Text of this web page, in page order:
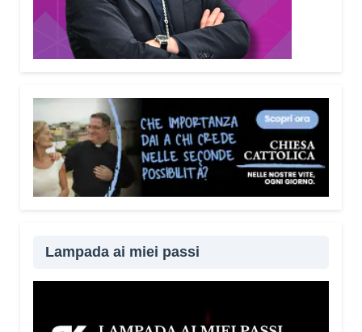
Lampada ai miei passi